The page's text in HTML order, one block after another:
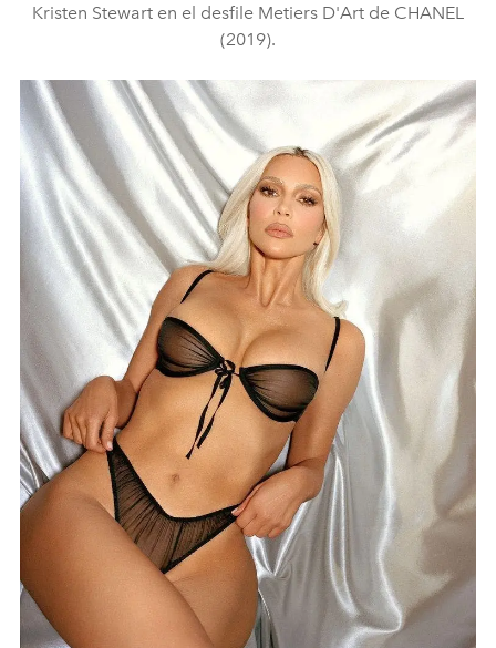
Kristen Stewart en el desfile Metiers D'Art de CHANEL
(2019).